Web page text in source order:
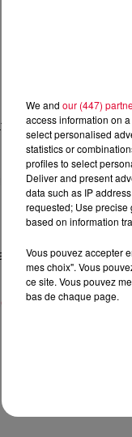
du lundi 19
www.radiofg.com/fg-
dance, EDM,
politique-de-
We and our (447)
access information on
select personalised
statistics or
profiles to select
Deliver and present
data such as IP
requested; Use precise
based on information
Vous pouvez accepter
mes choix". Vous
ce site. Vous pouvez
bas de chaque page.